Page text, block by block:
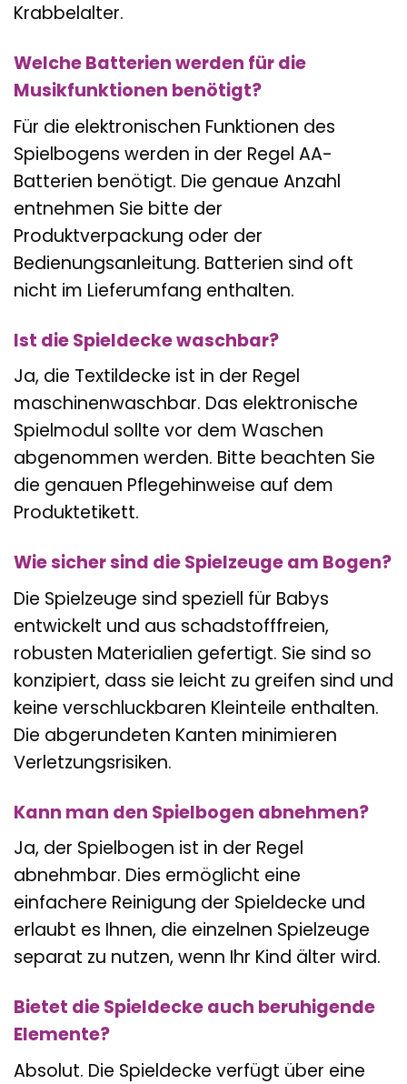
Krabbelalter.
Welche Batterien werden für die
Musikfunktionen benötigt?
Für die elektronischen Funktionen des
Spielbogens werden in der Regel AA-
Batterien benötigt. Die genaue Anzahl
entnehmen Sie bitte der
Produktverpackung oder der
Bedienungsanleitung. Batterien sind oft
nicht im Lieferumfang enthalten.
Ist die Spieldecke waschbar?
Ja, die Textildecke ist in der Regel
maschinenwaschbar. Das elektronische
Spielmodul sollte vor dem Waschen
abgenommen werden. Bitte beachten Sie
die genauen Pflegehinweise auf dem
Produktetikett.
Wie sicher sind die Spielzeuge am Bogen?
Die Spielzeuge sind speziell für Babys
entwickelt und aus schadstofffreien,
robusten Materialien gefertigt. Sie sind so
konzipiert, dass sie leicht zu greifen sind und
keine verschluckbaren Kleinteile enthalten.
Die abgerundeten Kanten minimieren
Verletzungsrisiken.
Kann man den Spielbogen abnehmen?
Ja, der Spielbogen ist in der Regel
abnehmbar. Dies ermöglicht eine
einfachere Reinigung der Spieldecke und
erlaubt es Ihnen, die einzelnen Spielzeuge
separat zu nutzen, wenn Ihr Kind älter wird.
Bietet die Spieldecke auch beruhigende
Elemente?
Absolut. Die Spieldecke verfügt über eine